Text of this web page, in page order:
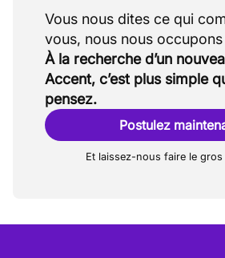
Vous nous dites ce qui
À la recherche d’un
Accent, c’est plus simple
pensez.
Postulez
Et laissez-nous faire le gros